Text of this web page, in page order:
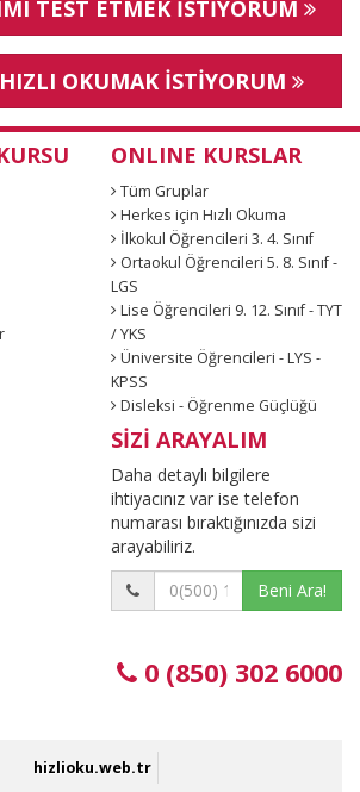
TEST ETMEK İSTİYORUM
OKUMAK İSTİYORUM
ONLINE KURSLAR
Tüm Gruplar
Herkes için Hızlı Okuma
İlkokul Öğrencileri 3. 4. Sınıf
Ortaokul Öğrencileri 5. 8. Sınıf -
LGS
Lise Öğrencileri 9. 12. Sınıf - TYT
/ YKS
Üniversite Öğrencileri - LYS -
KPSS
Disleksi - Öğrenme Güçlüğü
SİZİ ARAYALIM
Daha detaylı bilgilere
ihtiyacınız var ise telefon
numarası bıraktığınızda sizi
arayabiliriz.
Beni Ara!
0 (850) 302 6000
hizlioku.web.tr